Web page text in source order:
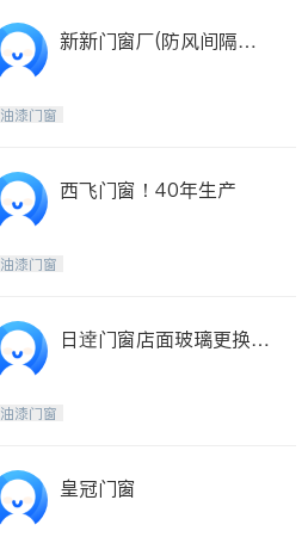
Newmarket
Maple
Guelph
Ajax
Niagara Falls
Concord
King
新新门窗厂(防风间隔特
油漆门窗
西飞门窗！40年生产
油漆门窗
日逹门窗店面玻璃更换
油漆门窗
皇冠门窗